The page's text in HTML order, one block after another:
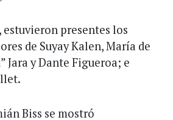
presentes los
de Suyay Kalen, María de
Jara y Dante Figueroa; e
Biss se mostró